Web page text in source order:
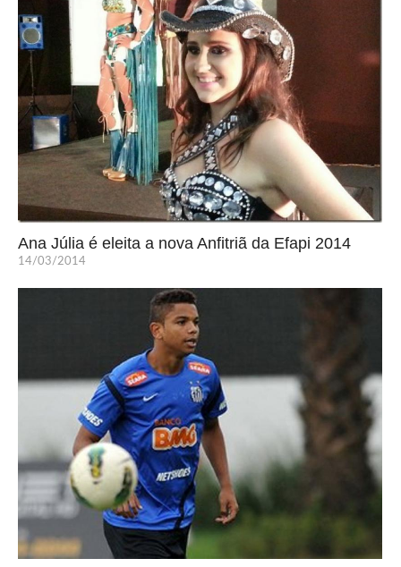
Ana Júlia é eleita a nova Anfitriã da Efapi 2014
14/03/2014